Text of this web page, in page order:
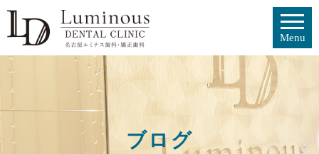
ブログ